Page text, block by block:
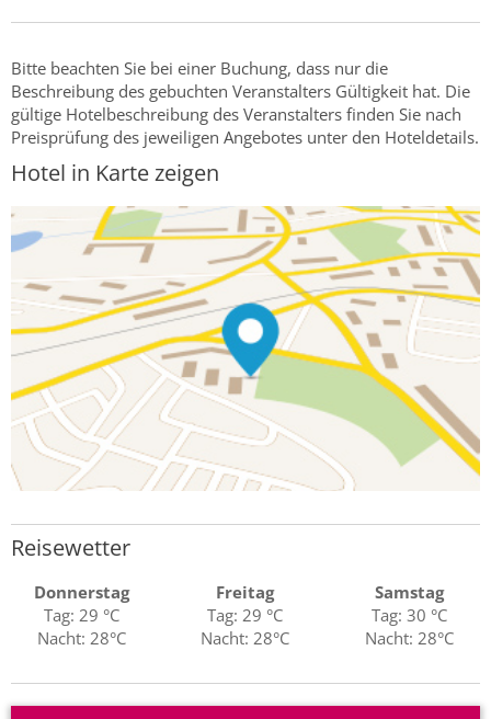
Bitte beachten Sie bei einer Buchung, dass nur die
Beschreibung des gebuchten Veranstalters Gültigkeit hat. Die
gültige Hotelbeschreibung des Veranstalters finden Sie nach
Preisprüfung des jeweiligen Angebotes unter den Hoteldetails.
Hotel in Karte zeigen
Reisewetter
Donnerstag
Tag: 29 °C
Nacht: 28°C
Freitag
Tag: 29 °C
Nacht: 28°C
Samstag
Tag: 30 °C
Nacht: 28°C